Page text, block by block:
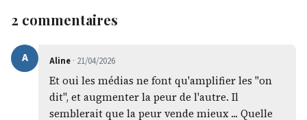
2 commentaires
A Aline · 21/04/2026
Et oui les médias ne font qu'amplifier les "on
dit", et augmenter la peur de l'autre. Il
semblerait que la peur vende mieux ... Quelle